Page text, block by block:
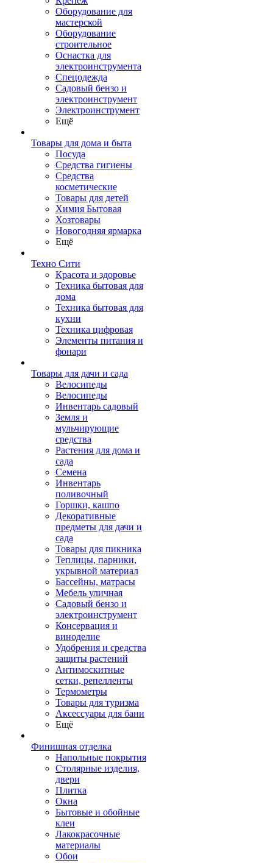
Оборудование для
мастерской
Оборудование
строительное
Оснастка для
электроинструмента
Спецодежда
Садовый бензо и
электроинструмент
Электроинструмент
Ещё
Товары для дома и быта
Посуда
Средства гигиены
Средства
косметические
Товары для детей
Химия Бытовая
Хозтовары
Новогодняя ярмарка
Ещё
Техно Сити
Красота и здоровье
Техника бытовая для
дома
Техника бытовая для
кухни
Техника цифровая
Элементы питания и
фонари
Товары для дачи и сада
Велосипеды
Велосипеды
Инвентарь садовый
Земля и
мульчирующие
средства
Растения для дома и
сада
Семена
Инвентарь
поливочный
Горшки, кашпо
Декоративные
предметы для дачи и
сада
Товары для пикника
Теплицы, парники,
укрывной материал
Бассейны, матрасы
Мебель уличная
Садовый бензо и
электроинструмент
Консервация и
виноделие
Удобрения и средства
защиты растений
Антимоскитные
сетки, репелленты
Термометры
Товары для туризма
Аксессуары для бани
Ещё
Финишная отделка
Напольные покрытия
Столярные изделия,
двери
Плитка
Окна
Бытовые и обойные
клеи
Лакокрасочные
материалы
Обои